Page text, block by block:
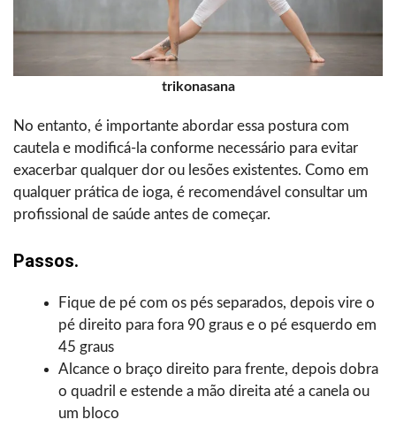
trikonasana
No entanto, é importante abordar essa postura com
cautela e modificá-la conforme necessário para evitar
exacerbar qualquer dor ou lesões existentes. Como em
qualquer prática de ioga, é recomendável consultar um
profissional de saúde antes de começar.
Passos.
Fique de pé com os pés separados, depois vire o
pé direito para fora 90 graus e o pé esquerdo em
45 graus
Alcance o braço direito para frente, depois dobra
o quadril e estende a mão direita até a canela ou
um bloco